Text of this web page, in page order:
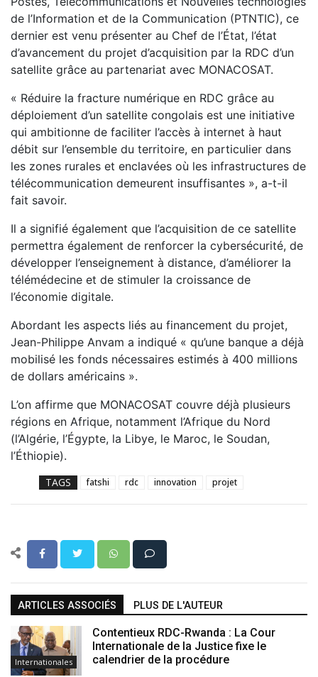
de l’Information et de la Communication (PTNTIC), ce
dernier est venu présenter au Chef de l’État, l’état
d’avancement du projet d’acquisition par la RDC d’un
satellite grâce au partenariat avec MONACOSAT.
« Réduire la fracture numérique en RDC grâce au
déploiement d’un satellite congolais est une initiative
qui ambitionne de faciliter l’accès à internet à haut
débit sur l’ensemble du territoire, en particulier dans
les zones rurales et enclavées où les infrastructures de
télécommunication demeurent insuffisantes », a-t-il
fait savoir.
Il a signifié également que l’acquisition de ce satellite
permettra également de renforcer la cybersécurité, de
développer l’enseignement à distance, d’améliorer la
télémédecine et de stimuler la croissance de
l’économie digitale.
Abordant les aspects liés au financement du projet,
Jean-Philippe Anvam a indiqué « qu’une banque a déjà
mobilisé les fonds nécessaires estimés à 400 millions
de dollars américains ».
L’on affirme que MONACOSAT couvre déjà plusieurs
régions en Afrique, notamment l’Afrique du Nord
(l’Algérie, l’Égypte, la Libye, le Maroc, le Soudan,
l’Éthiopie).
TAGS fatshi rdc innovation projet
ARTICLES ASSOCIÉS PLUS DE L'AUTEUR
Internationales
Contentieux RDC-Rwanda : La Cour
Internationale de la Justice fixe le
calendrier de la procédure